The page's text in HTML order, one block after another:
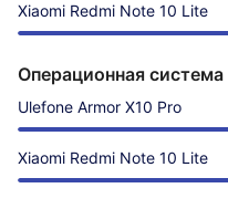
Xiaomi Redmi Note 10 Lite
Операционная система
Ulefone Armor X10 Pro
Xiaomi Redmi Note 10 Lite